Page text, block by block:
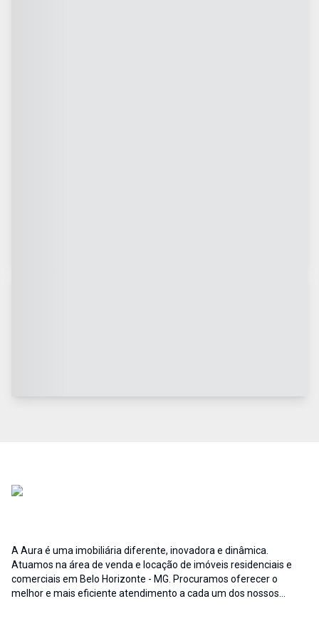
A Aura é uma imobiliária diferente, inovadora e dinâmica.
Atuamos na área de venda e locação de imóveis residenciais e
comerciais em Belo Horizonte - MG. Procuramos oferecer o
melhor e mais eficiente atendimento a cada um dos nossos